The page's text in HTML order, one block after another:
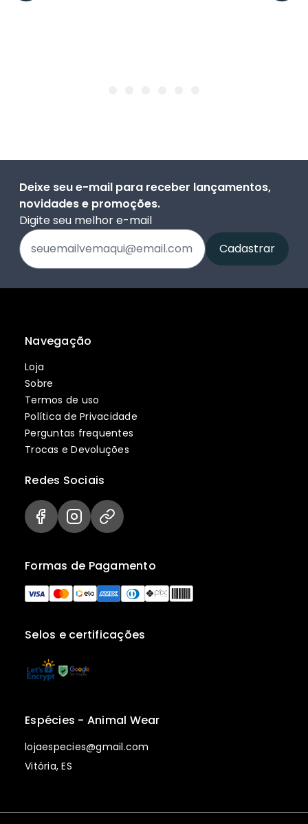
Deixe seu e-mail para receber lançamentos,
novidades e promoções.
Digite seu melhor e-mail
Navegação
Loja
Sobre
Termos de uso
Política de Privacidade
Perguntas frequentes
Trocas e Devoluções
Selos e certificações
Formas de Pagamento
Redes Sociais
Espécies - Animal Wear
lojaespecies@gmail.com
Vitória, ES